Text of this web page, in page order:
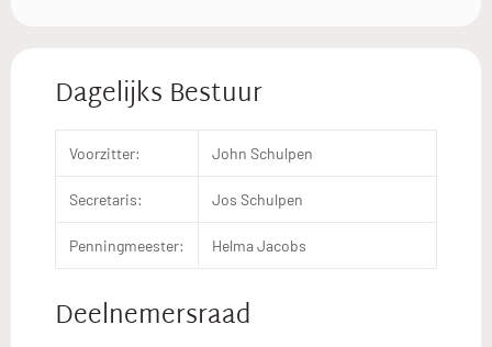
Dagelijks Bestuur
Voorzitter: John Schulpen
Secretaris: Jos Schulpen
Penningmeester: Helma Jacobs
Deelnemersraad